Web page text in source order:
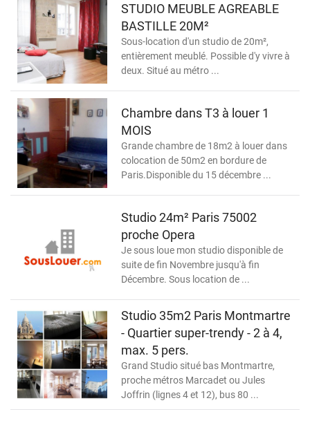
STUDIO MEUBLE AGREABLE
BASTILLE 20M²
Sous-location d'un studio de 20m²,
entièrement meublé. Possible d'y vivre à
deux. Situé au métro ...
Chambre dans T3 à louer 1
MOIS
Grande chambre de 18m2 à louer dans
colocation de 50m2 en bordure de
Paris.Disponible du 15 décembre ...
Studio 24m² Paris 75002
proche Opera
Je sous loue mon studio disponible de
suite de fin Novembre jusqu'à fin
Décembre. Sous location de ...
Studio 35m2 Paris Montmartre
- Quartier super-trendy - 2 à 4,
max. 5 pers.
Grand Studio situé bas Montmartre,
proche métros Marcadet ou Jules
Joffrin (lignes 4 et 12), bus 80 ...